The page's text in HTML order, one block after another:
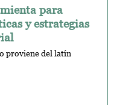
para
y estrategias
proviene del latín